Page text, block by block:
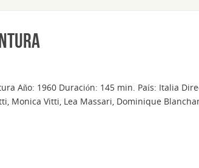
Año: 1960 Duración: 145 min. País: Italia
Monica Vitti, Lea Massari, Dominique